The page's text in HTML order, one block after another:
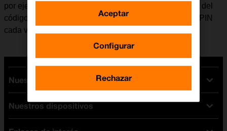
por ejemplo, en caso de robo del móvil. Cuando el uso del
código PIN está activado, se debe introducir el código PIN
cada vez que se enciende el móvil.
Nuestras tarifas
Tarifas Orange
Tarifas fibra y móvil
Nuestros dispositivos
Configurar
Rechazar
Aceptar